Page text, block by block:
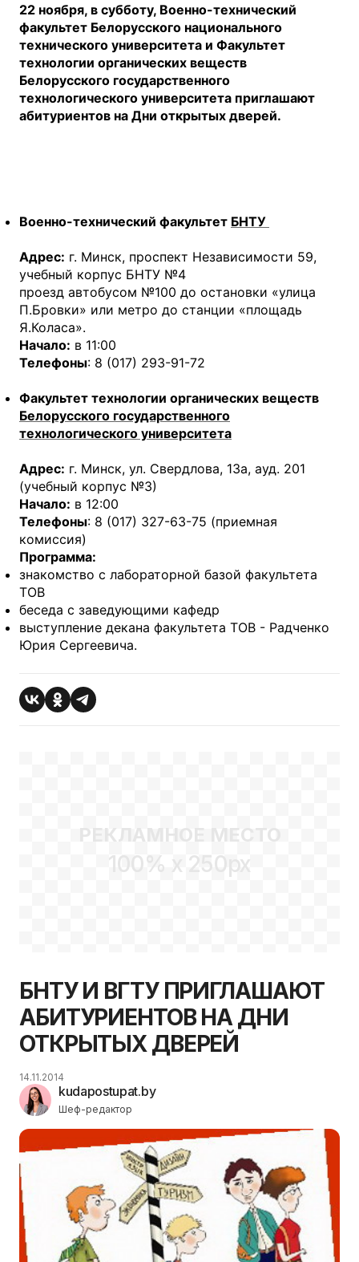
22 ноября, в субботу, Военно-технический
факультет Белорусского национального
технического университета и Факультет
технологии органических веществ
Белорусского государственного
технологического университета приглашают
абитуриентов на Дни открытых дверей.
Военно-технический факультет БНТУ
Адрес: г. Минск, проспект Независимости 59,
учебный корпус БНТУ №4
проезд автобусом №100 до остановки «улица
П.Бровки» или метро до станции «площадь
Я.Коласа».
Начало: в 11:00
Телефоны: 8 (017) 293-91-72
Факультет технологии органических веществ
Белорусского государственного
технологического университета
Адрес: г. Минск, ул. Свердлова, 13а, ауд. 201
(учебный корпус №3)
Начало: в 12:00
Телефоны: 8 (017) 327-63-75 (приемная
комиссия)
Программа:
знакомство с лабораторной базой факультета
ТОВ
беседа с заведующими кафедр
выступление декана факультета ТОВ - Радченко
Юрия Сергеевича.
РЕКЛАМНОЕ МЕСТО
100% x 250px
БНТУ И ВГТУ ПРИГЛАШАЮТ
АБИТУРИЕНТОВ НА ДНИ
ОТКРЫТЫХ ДВЕРЕЙ
kudapostupat.by
Шеф-редактор
14.11.2014